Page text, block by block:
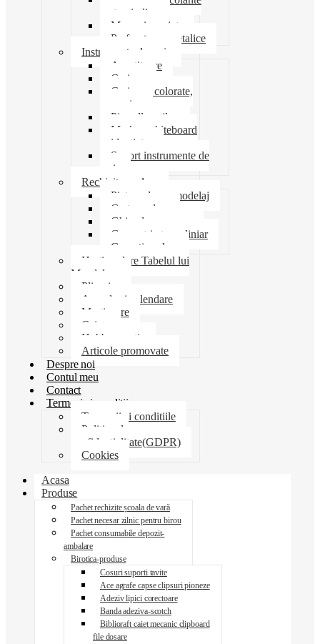
carton indigo
Mape si serviete
Perforatoare metalice
Instrumente de scris
Ascutitoare
Carioca
Creioane colorate,
mecanice
Pix roller stilou
Marker whiteboard
evidentiator
Suport instrumente de
scris
Rechizite scolare
Pictura desen modelaj
Creta scolara
Ghiozdane penare
Geometrie trusa liniar
Coperti scolare
Harti scolare Tabelul lui
Mendeleev
Plicuri
Agende si calendare
Martisoare
Caiete
Hobby creatie
Articole promovate
Despre noi
Contul meu
Contact
Termeni si conditii
Termenii si conditiile
Politica de
confidentialitate(GDPR)
Cookies
Acasa
Produse
Pachet rechizite școala de vară
Pachet necesar zilnic pentru birou
Pachet consumabile depozit-
ambalare
Birotica-produse
Cosuri suporti tavite
Ace agrafe capse clipsuri pioneze
Adeziv lipici corectoare
Banda adeziva-scotch
Biblioraft caiet mecanic clipboard
file dosare